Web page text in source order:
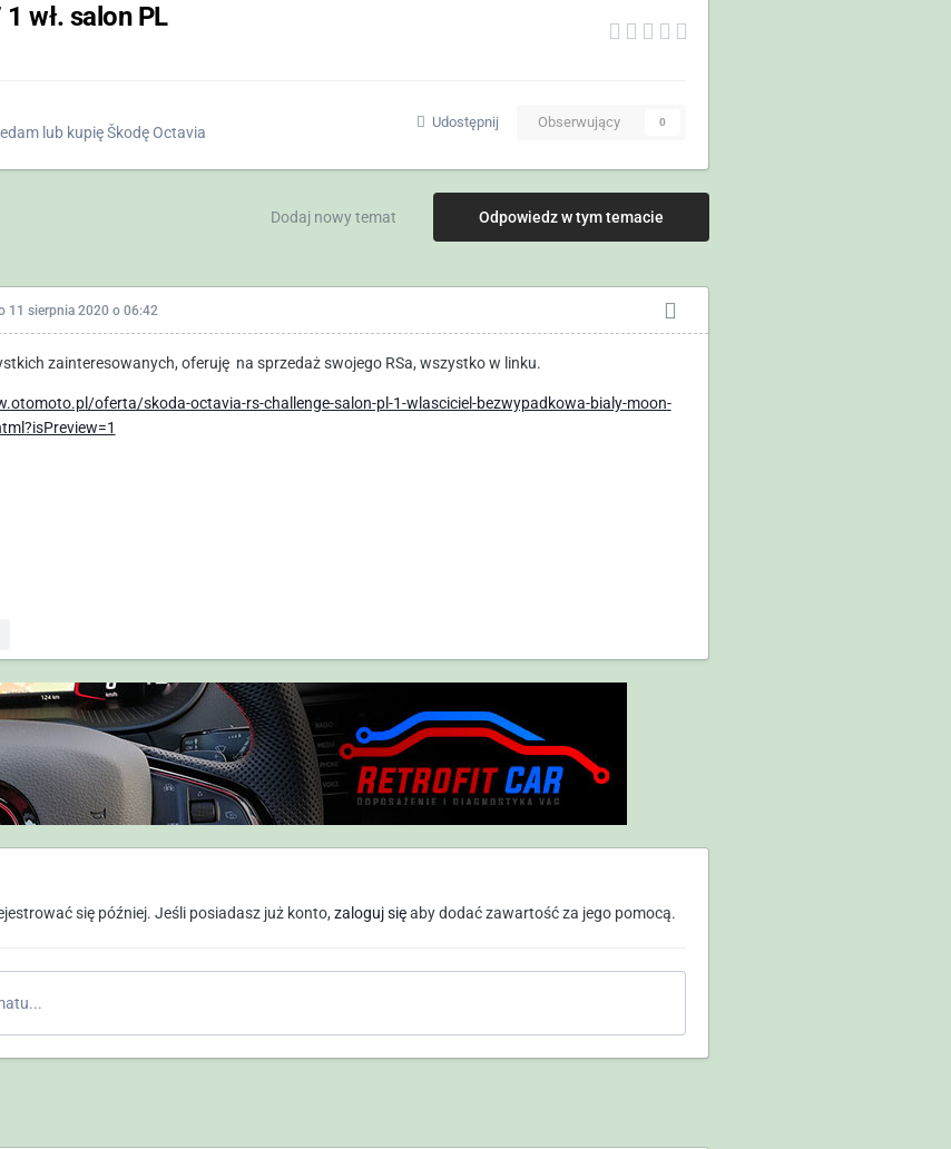
wł. salon PL
lub kupię Škodę Octavia
Udostępnij Obserwujący 0
Odpowiedz w tym temacie
Dodaj nowy temat
11 sierpnia 2020 o 06:42
zainteresowanych, oferuję na sprzedaż swojego RSa, wszystko w linku.
oferta/skoda-octavia-rs-challenge-salon-pl-1-wlasciciel-bezwypadkowa-bialy-moon-
się później. Jeśli posiadasz już konto, zaloguj sięaby dodać zawartość za jego pomocą.